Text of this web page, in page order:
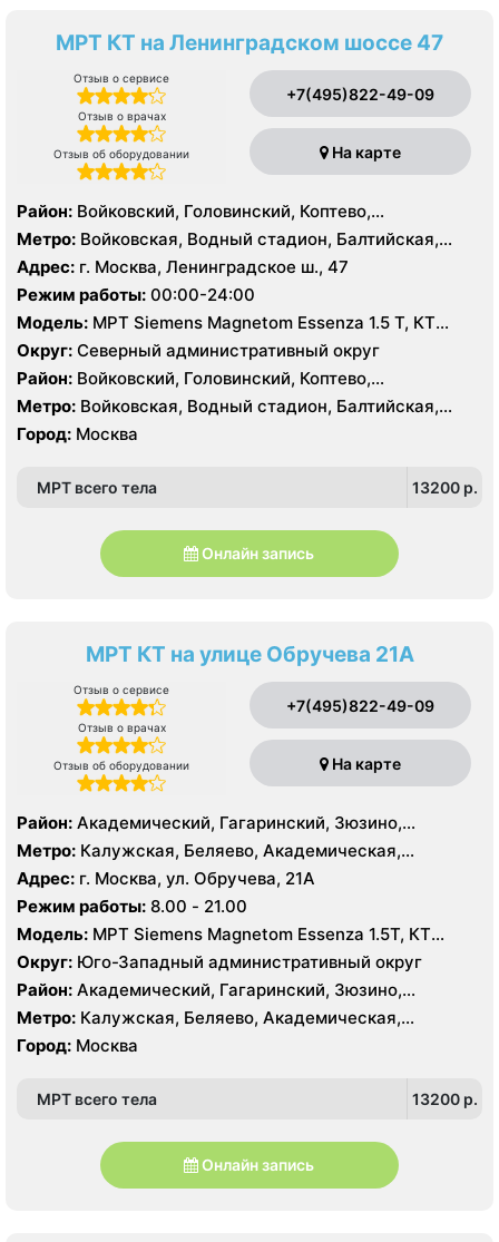
МРТ КТ на Ленинградском шоссе 47
Отзыв о сервисе
Отзыв о врачах
Отзыв об оборудовании
+7(495)822-49-09
На карте
Район: Войковский, Головинский, Коптево,
Левобережный, Ховрино
Метро: Войковская, Водный стадион, Балтийская,
Коптево, Лихоборы, Речной вокзал, Стрешнево,
Беломорская, Ховрино
Адрес: г. Москва, Ленинградское ш., 47
Режим работы: 00:00-24:00
Модель: МРТ Siemens Magnetom Essenza 1.5 Т, КТ
SIEMENS Somatom Perspective 64 срезов
Округ: Северный административный округ
Район: Войковский, Головинский, Коптево,
Левобережный, Ховрино
Метро: Войковская, Водный стадион, Балтийская,
Коптево, Лихоборы, Речной вокзал, Стрешнево,
Беломорская, Ховрино
Город: Москва
МРТ всего тела 13200 p.
Онлайн запись
МРТ КТ на улице Обручева 21А
Отзыв о сервисе
Отзыв о врачах
Отзыв об оборудовании
+7(495)822-49-09
На карте
Район: Академический, Гагаринский, Зюзино,
Коньково, Ломоносовский, Обручевский, Черёмушки,
Очаково-Матвеевское, Тропарёво-Никулино
Метро: Калужская, Беляево, Академическая,
Коньково, Нахимовский проспект, Новые Черемушки,
Проспект Вернадского, Профсоюзная, Теплый Стан,
Тропарево, Чертановская, Юго-Западная, Озёрная
Адрес: г. Москва, ул. Обручева, 21А
Режим работы: 8.00 - 21.00
Модель: МРТ Siemens Magnetom Essenza 1.5Т, КТ
SIEMENS Somatom Perspective 64 срезов
Округ: Юго-Западный административный округ
Район: Академический, Гагаринский, Зюзино,
Коньково, Ломоносовский, Обручевский, Черёмушки,
Очаково-Матвеевское, Тропарёво-Никулино
Метро: Калужская, Беляево, Академическая,
Коньково, Нахимовский проспект, Новые Черемушки,
Проспект Вернадского, Профсоюзная, Теплый Стан,
Тропарево, Чертановская, Юго-Западная, Озёрная
Город: Москва
МРТ всего тела 13200 p.
Онлайн запись